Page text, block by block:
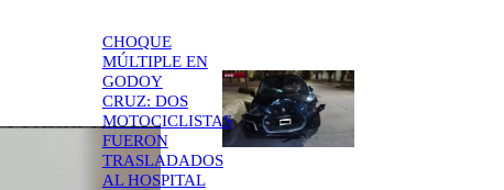
CHOQUE
MÚLTIPLE EN
GODOY
CRUZ: DOS
MOTOCICLISTAS
FUERON
TRASLADADOS
AL HOSPITAL